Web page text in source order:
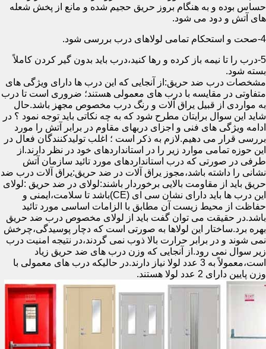
حساس بوده و به هنگام بروز حریق حجیم شده و مانع از پخش شعله
های آتش و دود می شود.
4-صحت و استحکام تمامی لولاهای درب بررسی شود.
5-درب را تا نیمه باز کرده و رها کنید،درب باید بدون گیر کردن کاملاً
بسته شود.
مشخصات درب ضد حریق:از آنجایی که این درب ها دارای ویژگی های
متفاوتی در مقایسه با درب های معمولی هستند؛ ضروری است تا درب
به مواردی از قبیل یراق آلات و رنگ درب مخصوص مجهز باشد.حال
شاید این سوال برایتان مطرح شود که به چه نکاتی باید توجه نمود ؟ در
ادامه ویژگی های فنی و اجزای دربهای مقاوم در برابر آتش را مورد
بررسی قرار می دهیم.لازم به ذکر است ؛ اغلب تولیدکنندگان فعال در
این حوزه تمامی موارد زیر را در استانداردهای خود در نظر دارند.از
طرفی در صورتی که درب استانداردهای مورد تائید سازمان آتش
نشانی را داشته باشد،مجوز یراق آلات در ضد حریق:یراق آلات درب ضد
حریق باید از مقاومت بالایی برخوردار باشند:لولای در ضد حریق :لولای
این درب ها باید دارای نشان سی ای (CE)باشد تا سلامت،ایمنی و
حفاظت از محیط زیست آن مطابق با الزامات اساسی مورد تائید
باشد.در حقیقت می توان گفت باید از لولای مخصوص درب ضد حریق
بهره برد.ساختار این لولاها به صورتی است که دچار پوسیدگی،چرخش
نمی شوند و در برابر حرارت بالا ذوب نمی گردند،در نتیجه امنیت درب
زیر سوال نمی رود.از آنجایی که وزن درب های ضد حریق زیاد
است،معمولاً به 3 عدد لولا نیاز دارند.در حالیکه درب های معمولی با
وزن پایین دارای 2 عدد لولا هستند.